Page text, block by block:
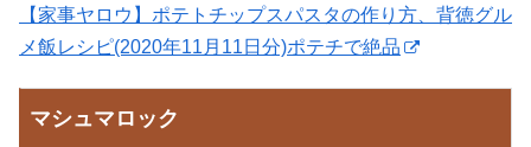
【家事ヤロウ】ポテトチップスパスタの作り方、背徳グル
メ飯レシピ(2020年11月11日分)ポテチで絶品
マシュマロック